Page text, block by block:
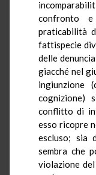
confronto
praticabilità
fattispecie
delle
giacché nel
ingiunzione
cognizione)
conflitto di
esso ricopre
escluso; sia
sembra che
violazione